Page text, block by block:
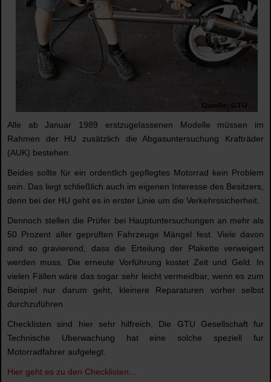
Alle ab Januar 1989 erstzugelassenen Modelle müssen im
Rahmen der HU zusätzlich die Abgasuntersuchung Krafträder
(AUK) bestehen.
Beides sollte für ein ordentlich gepflegtes Motorrad kein Problem
sein. Das liegt schließlich auch im eigenen Interesse des Besitzers,
denn bei der HU geht es in erster Linie um die Verkehrssicherheit.
Dennoch stellen die Prüfer bei Hauptuntersuchungen an mehr als
50 Prozent aller geprüften Fahrzeuge Mängel fest. Viele davon
sind so gravierend, dass die Erteilung der Plakette verweigert
werden muss. Die erneute Vorführung kostet Zeit und Geld. In
vielen Fällen wäre das sogar sehr leicht vermeidbar, wenn es zum
Beispiel nur darum geht, kleinere Reparaturen vorher selbst
durchzuführen.
Checklisten sind hier sehr hilfreich. Die GTU Gesellschaft fur
Technische Uberwachung hat eine solche speziell fur
Motorradfahrer aufgelegt.
Hier geht es zu den Checklisten...